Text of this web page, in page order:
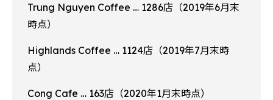
Trung Nguyen Coffee … 1286店（2019年6月末
時点）
Highlands Coffee … 1124店（2019年7月末時
点）
Cong Cafe … 163店（2020年1月末時点）